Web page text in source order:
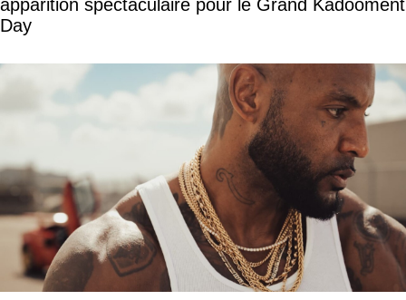
apparition spectaculaire pour le Grand Kadooment
Day